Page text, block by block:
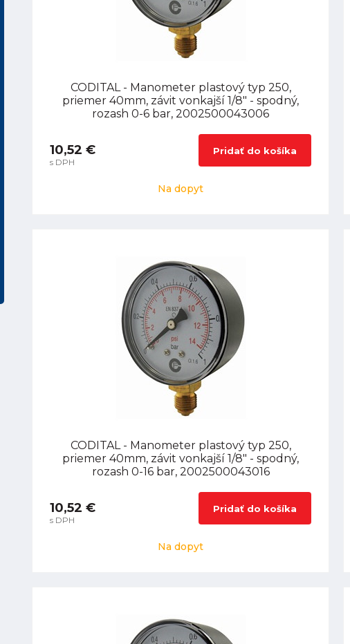
CODITAL - Manometer plastový typ 250,
priemer 40mm, závit vonkajší 1/8" - spodný,
rozash 0-6 bar, 2002500043006
10,52 €
s DPH
Pridať do košíka
Na dopyt
CODITAL - Manometer plastový typ 250,
priemer 40mm, závit vonkajší 1/8" - spodný,
rozash 0-16 bar, 2002500043016
10,52 €
s DPH
Pridať do košíka
Na dopyt